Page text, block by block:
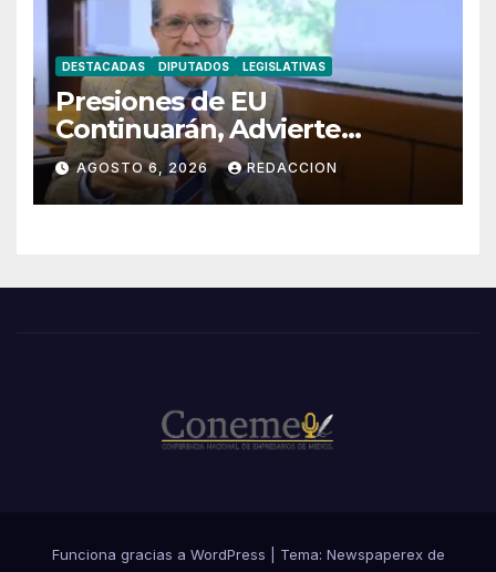
DESTACADAS DIPUTADOS LEGISLATIVAS
Presiones de EU
Continuarán, Advierte
Ricardo Monreal
AGOSTO 6, 2026 REDACCION
Funciona gracias a WordPress Tema: Newspaperex de